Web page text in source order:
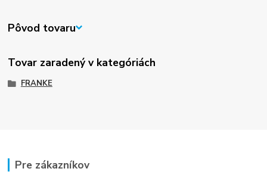
Pôvod tovaru
Tovar zaradený v kategóriách
FRANKE
Pre zákazníkov